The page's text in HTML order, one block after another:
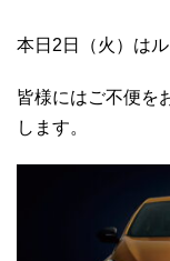
本日2日（火）は
皆様にはご不便を
します。